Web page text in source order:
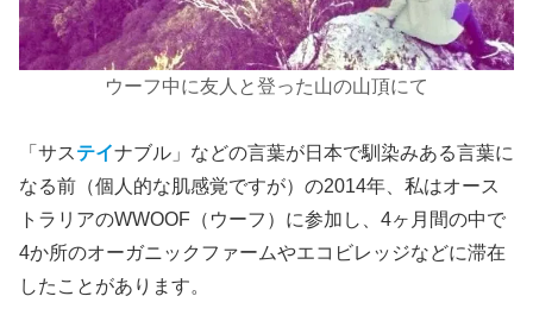
ウーフ中に友人と登った山の山頂にて
「サステイナブル」などの言葉が日本で馴染みある言葉に
なる前（個人的な肌感覚ですが）の2014年、私はオース
トラリアのWWOOF（ウーフ）に参加し、4ヶ月間の中で
4か所のオーガニックファームやエコビレッジなどに滞在
したことがあります。